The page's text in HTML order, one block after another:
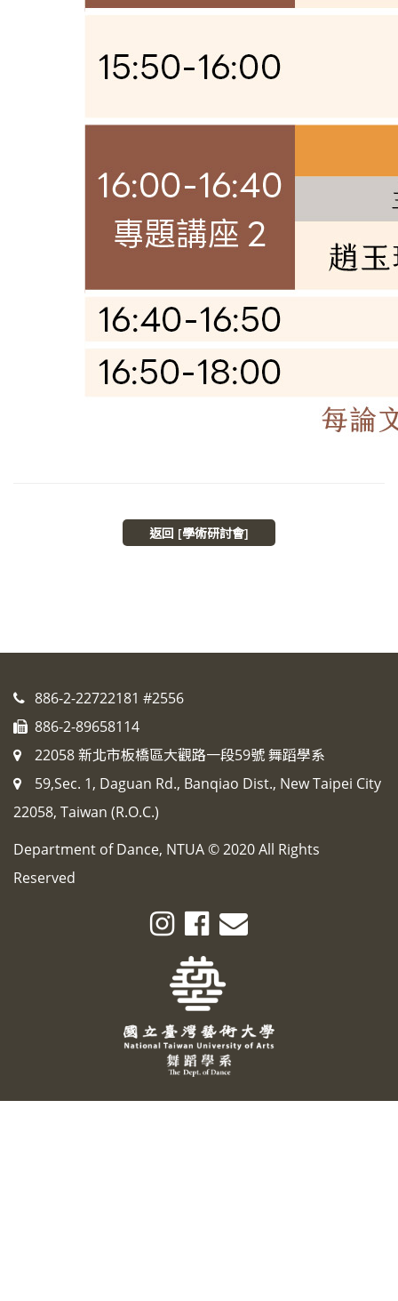
返回 [學術研討會]
886-2-22722181 #2556
886-2-89658114
22058 新北市板橋區大觀路一段59號 舞蹈學系
59,Sec. 1, Daguan Rd., Banqiao Dist., New Taipei City
22058, Taiwan (R.O.C.)
Department of Dance, NTUA © 2020 All Rights
Reserved